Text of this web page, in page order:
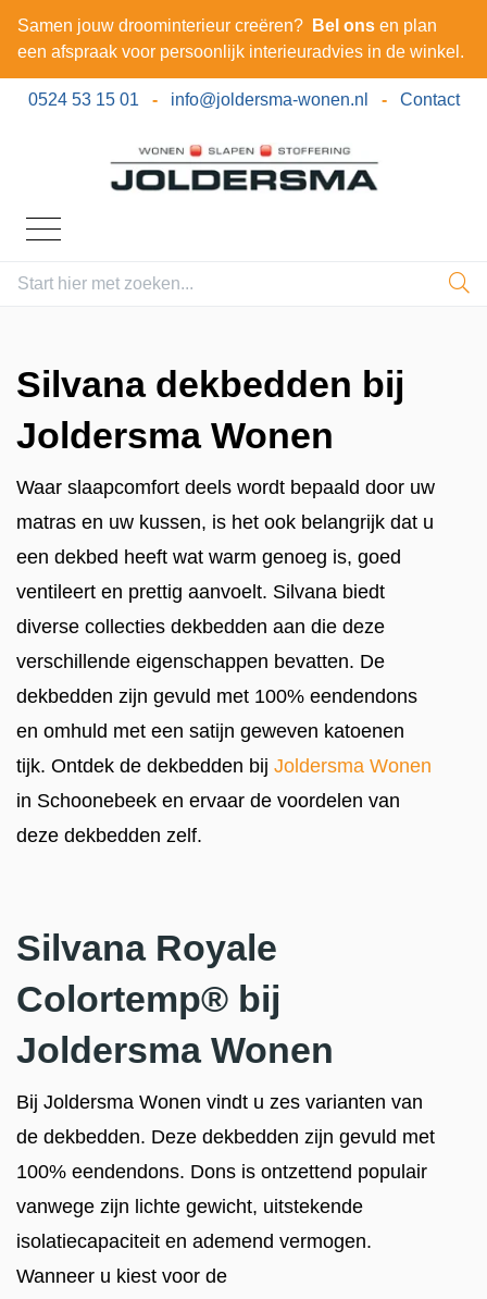
Samen jouw droominterieur creëren? Bel ons en plan
een afspraak voor persoonlijk interieuradvies in de winkel.
0524 53 15 01 - info@joldersma-wonen.nl - Contact
Silvana dekbedden bij
Joldersma Wonen
Waar slaapcomfort deels wordt bepaald door uw
matras en uw kussen, is het ook belangrijk dat u
een dekbed heeft wat warm genoeg is, goed
ventileert en prettig aanvoelt. Silvana biedt
diverse collecties dekbedden aan die deze
verschillende eigenschappen bevatten. De
dekbedden zijn gevuld met 100% eendendons
en omhuld met een satijn geweven katoenen
tijk. Ontdek de dekbedden bij Joldersma Wonen
in Schoonebeek en ervaar de voordelen van
deze dekbedden zelf.
Silvana Royale
Colortemp® bij
Joldersma Wonen
Bij Joldersma Wonen vindt u zes varianten van
de dekbedden. Deze dekbedden zijn gevuld met
100% eendendons. Dons is ontzettend populair
vanwege zijn lichte gewicht, uitstekende
isolatiecapaciteit en ademend vermogen.
Wanneer u kiest voor de